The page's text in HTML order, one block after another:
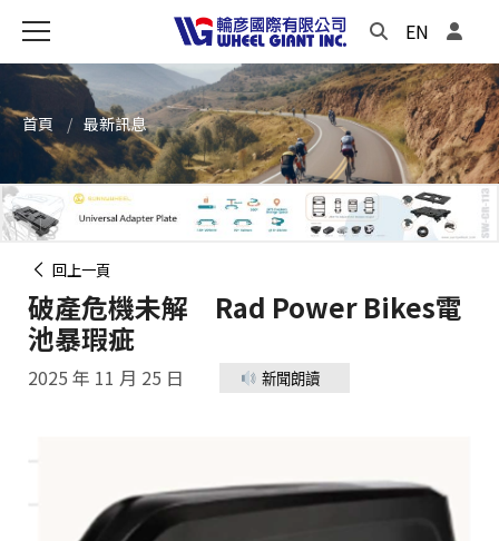
EN
首頁 最新訊息
回上一頁
破產危機未解 Rad Power Bikes電
池暴瑕疵
2025 年 11 月 25 日 新聞朗讀